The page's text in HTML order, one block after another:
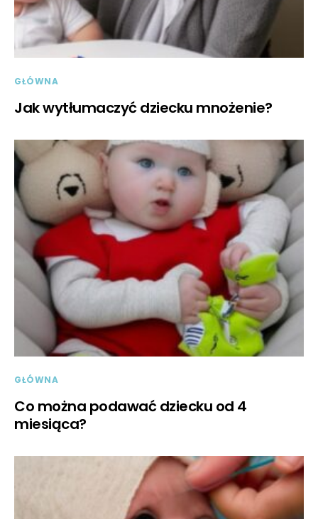
GŁÓWNA
Jak wytłumaczyć dziecku mnożenie?
GŁÓWNA
Co można podawać dziecku od 4
miesiąca?